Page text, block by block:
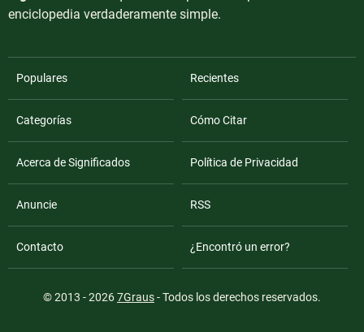
enciclopedia verdaderamente simple.
Populares Recientes
Categorías Cómo Citar
Acerca de Significados Política de Privacidad
Anuncie RSS
Contacto ¿Encontró un error?
© 2013 - 20267Graus- Todos los derechos reservados.